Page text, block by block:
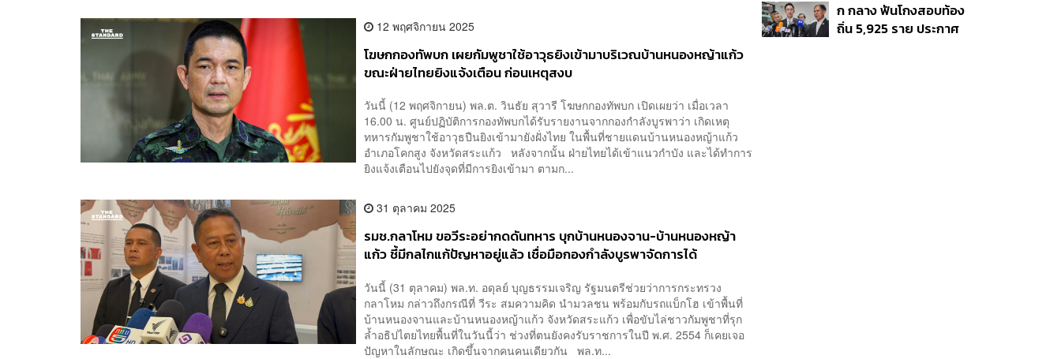
12 พฤศจิกายน 2025
​โฆษกกองทัพบก เผยกัมพูชาใช้อาวุธยิงเข้ามาบริเวณบ้านหนองหญ้าแก้ว
ขณะฝ่ายไทยยิงแจ้งเตือน ก่อนเหตุสงบ
วันนี้ (12 พฤศจิกายน) พล.ต. วินธัย สุวารี โฆษกกองทัพบก เปิดเผยว่า เมื่อเวลา
16.00 น. ศูนย์ปฏิบัติการกองทัพบกได้รับรายงานจากกองกำลังบูรพาว่า เกิดเหตุ
ทหารกัมพูชาใช้อาวุธปืนยิงเข้ามายังฝั่งไทย ในพื้นที่ชายแดนบ้านหนองหญ้าแก้ว
อำเภอโคกสูง จังหวัดสระแก้ว หลังจากนั้น ฝ่ายไทยได้เข้าแนวกำบัง และได้ทำการ
ยิงแจ้งเตือนไปยังจุดที่มีการยิงเข้ามา ตามก...
31 ตุลาคม 2025
รมช.กลาโหม ขอวีระอย่ากดดันทหาร บุกบ้านหนองจาน-บ้านหนองหญ้า
แก้ว ชี้มีกลไกแก้ปัญหาอยู่แล้ว เชื่อมือกองกำลังบูรพาจัดการได้
วันนี้ (31 ตุลาคม) พล.ท. อดุลย์ บุญธรรมเจริญ รัฐมนตรีช่วยว่าการกระทรวง
กลาโหม กล่าวถึงกรณีที่ วีระ สมความคิด นำมวลชน พร้อมกับรถแบ็กโฮ เข้าพื้นที่
บ้านหนองจานและบ้านหนองหญ้าแก้ว จังหวัดสระแก้ว เพื่อขับไล่ชาวกัมพูชาที่รุก
ล้ำอธิปไตยไทยพื้นที่ในวันนี้ว่า ช่วงที่ตนยังคงรับราชการในปี พ.ศ. 2554 ก็เคยเจอ
ปัญหาในลักษณะ เกิดขึ้นจากคนคนเดียวกัน พล.ท...
350’ เสริมความมั่นคง
ชายแดน
ก กลาง ฟันโกงสอบท้อง
ถิ่น 5,925 ราย ประกาศ